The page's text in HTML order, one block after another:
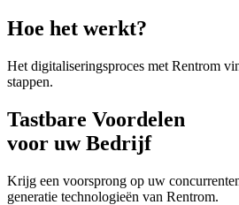
Hoe het werkt?
Het digitaliseringsproces met Rentrom
stappen.
Tastbare Voordelen
voor uw Bedrijf
Krijg een voorsprong op uw
generatie technologieën van Rentrom.